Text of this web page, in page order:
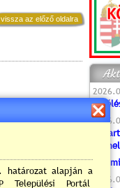
vissza az előző oldalra